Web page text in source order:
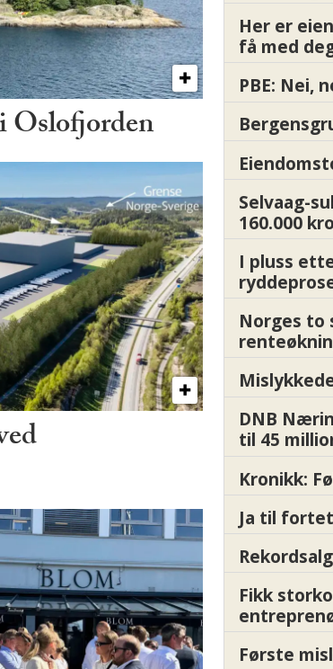
Oslofjorden
Her er
få med
PBE: Nei,
Selvaag-
160.000
I pluss
Norges to
DNB
til 45
Kronikk:
Ja til
Fikk
Første